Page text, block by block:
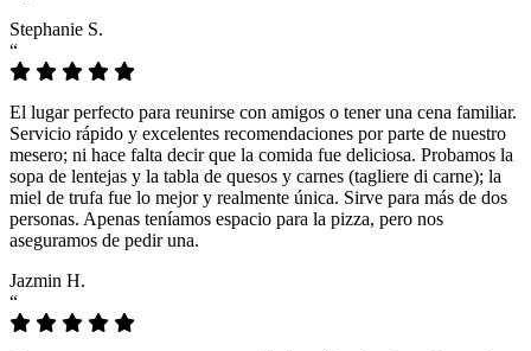
Stephanie S.
“
El lugar perfecto para reunirse con amigos o tener una cena familiar.
Servicio rápido y excelentes recomendaciones por parte de nuestro
mesero; ni hace falta decir que la comida fue deliciosa. Probamos la
sopa de lentejas y la tabla de quesos y carnes (tagliere di carne); la
miel de trufa fue lo mejor y realmente única. Sirve para más de dos
personas. Apenas teníamos espacio para la pizza, pero nos
aseguramos de pedir una.
Jazmin H.
“